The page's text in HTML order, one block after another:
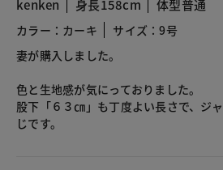
kenken 身長158cm 体型普通
カラー：カーキ
サイズ：9号
妻が購入しました。
色と生地感が気にっておりました。
股下「６３㎝」も丁度よい長さで、ジ
じです。